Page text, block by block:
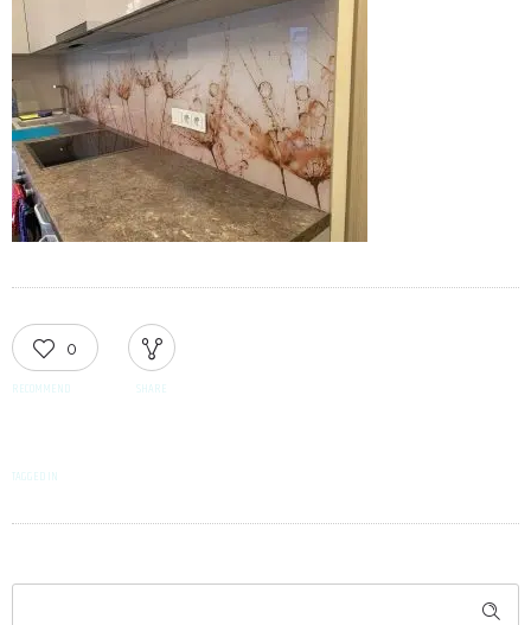
0
RECOMMEND SHARE
TAGGED IN